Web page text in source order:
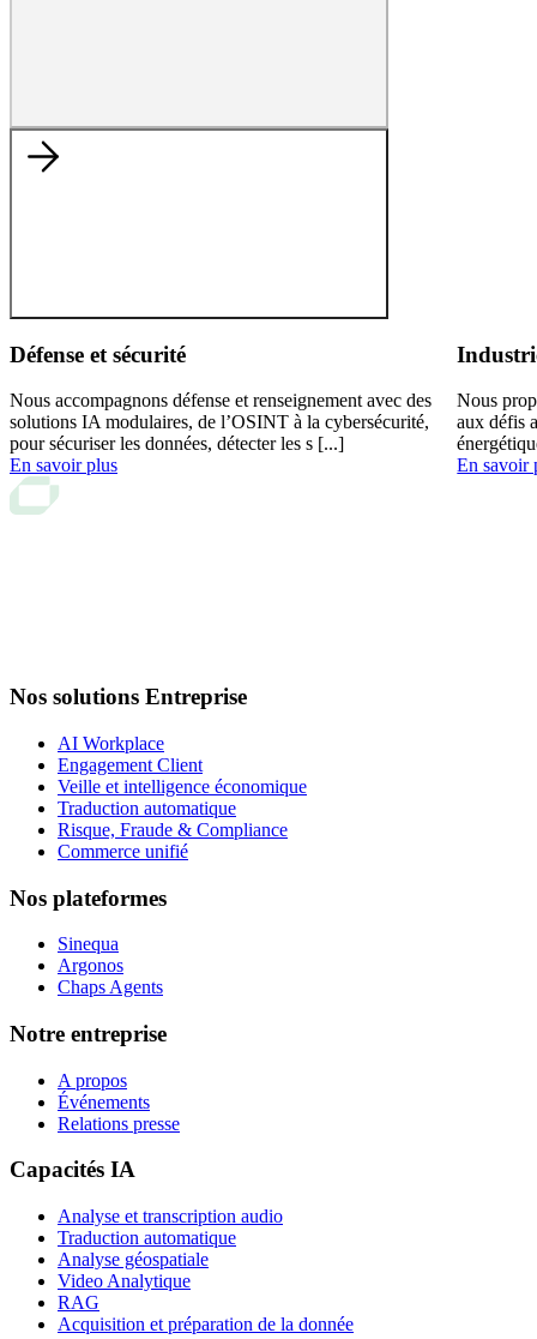
Défense et sécurité
Nous accompagnons défense et renseignement avec des
solutions IA modulaires, de l’OSINT à la cybersécurité,
pour sécuriser les données, détecter les s [...]
En savoir plus
Nous
aux défis
En savoir
Nos solutions Entreprise
AI Workplace
Engagement Client
Veille et intelligence économique
Traduction automatique
Risque, Fraude & Compliance
Commerce unifié
Nos plateformes
Sinequa
Argonos
Chaps Agents
Notre entreprise
A propos
Événements
Relations presse
Capacités IA
Analyse et transcription audio
Traduction automatique
Analyse géospatiale
Video Analytique
RAG
Acquisition et préparation de la donnée